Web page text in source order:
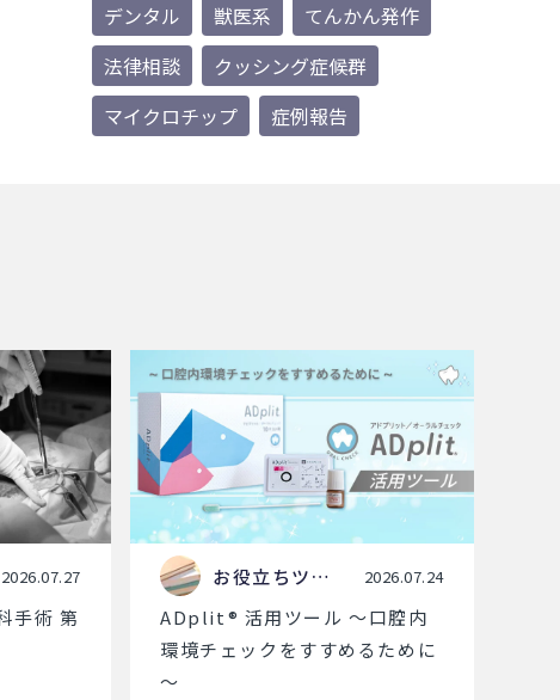
デンタル
獣医系
てんかん発作
法律相談
クッシング症候群
マイクロチップ
症例報告
2026.07.27
手術 第
お役立ちツー
ル
2026.07.24
ADplit® 活用ツール ～口腔内
環境チェックをすすめるために
～